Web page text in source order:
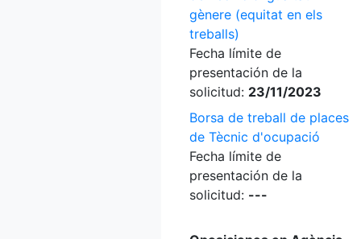
gènere (equitat en els
treballs)
Fecha límite de
presentación de la
solicitud: 23/11/2023
Borsa de treball de places
de Tècnic d'ocupació
Fecha límite de
presentación de la
solicitud: ---